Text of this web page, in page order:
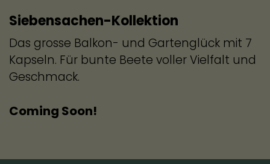
Siebensachen-Kollektion
Das grosse Balkon- und Gartenglück mit 7
Kapseln. Für bunte Beete voller Vielfalt und
Geschmack.
Coming Soon!